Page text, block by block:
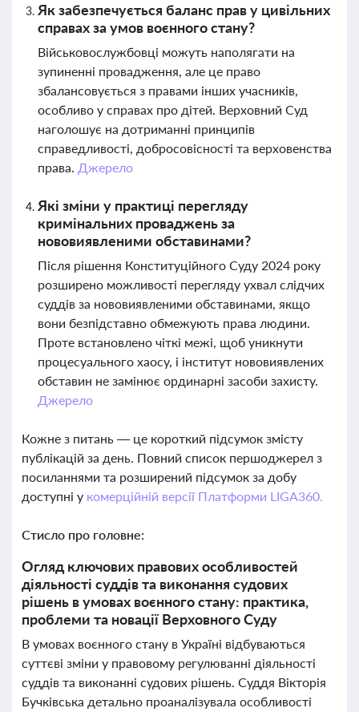
Як забезпечується баланс прав у цивільних
справах за умов воєнного стану?
Військовослужбовці можуть наполягати на
зупиненні провадження, але це право
збалансовується з правами інших учасників,
особливо у справах про дітей. Верховний Суд
наголошує на дотриманні принципів
справедливості, добросовісності та верховенства
права. Джерело
Які зміни у практиці перегляду
кримінальних проваджень за
нововиявленими обставинами?
Після рішення Конституційного Суду 2024 року
розширено можливості перегляду ухвал слідчих
суддів за нововиявленими обставинами, якщо
вони безпідставно обмежують права людини.
Проте встановлено чіткі межі, щоб уникнути
процесуального хаосу, і інститут нововиявлених
обставин не замінює ординарні засоби захисту.
Джерело
Кожне з питань — це короткий підсумок змісту
публікацій за день. Повний список першоджерел з
посиланнями та розширений підсумок за добу
доступні у комерційній версії Платформи LIGA360.
Стисло про головне:
Огляд ключових правових особливостей
діяльності суддів та виконання судових
рішень в умовах воєнного стану: практика,
проблеми та новації Верховного Суду
В умовах воєнного стану в Україні відбуваються
суттєві зміни у правовому регулюванні діяльності
суддів та виконанні судових рішень. Суддя Вікторія
Бучківська детально проаналізувала особливості